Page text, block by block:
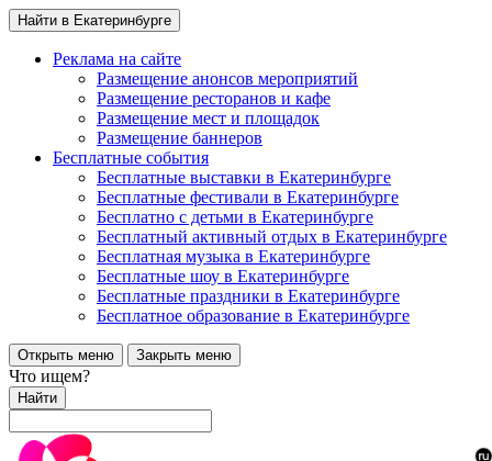
Найти в Екатеринбурге
Реклама на сайте
Размещение анонсов мероприятий
Размещение ресторанов и кафе
Размещение мест и площадок
Размещение баннеров
Бесплатные события
Бесплатные выставки в Екатеринбурге
Бесплатные фестивали в Екатеринбурге
Бесплатно с детьми в Екатеринбурге
Бесплатный активный отдых в Екатеринбурге
Бесплатная музыка в Екатеринбурге
Бесплатные шоу в Екатеринбурге
Бесплатные праздники в Екатеринбурге
Бесплатное образование в Екатеринбурге
Открыть меню Закрыть меню
Что ищем?
Найти